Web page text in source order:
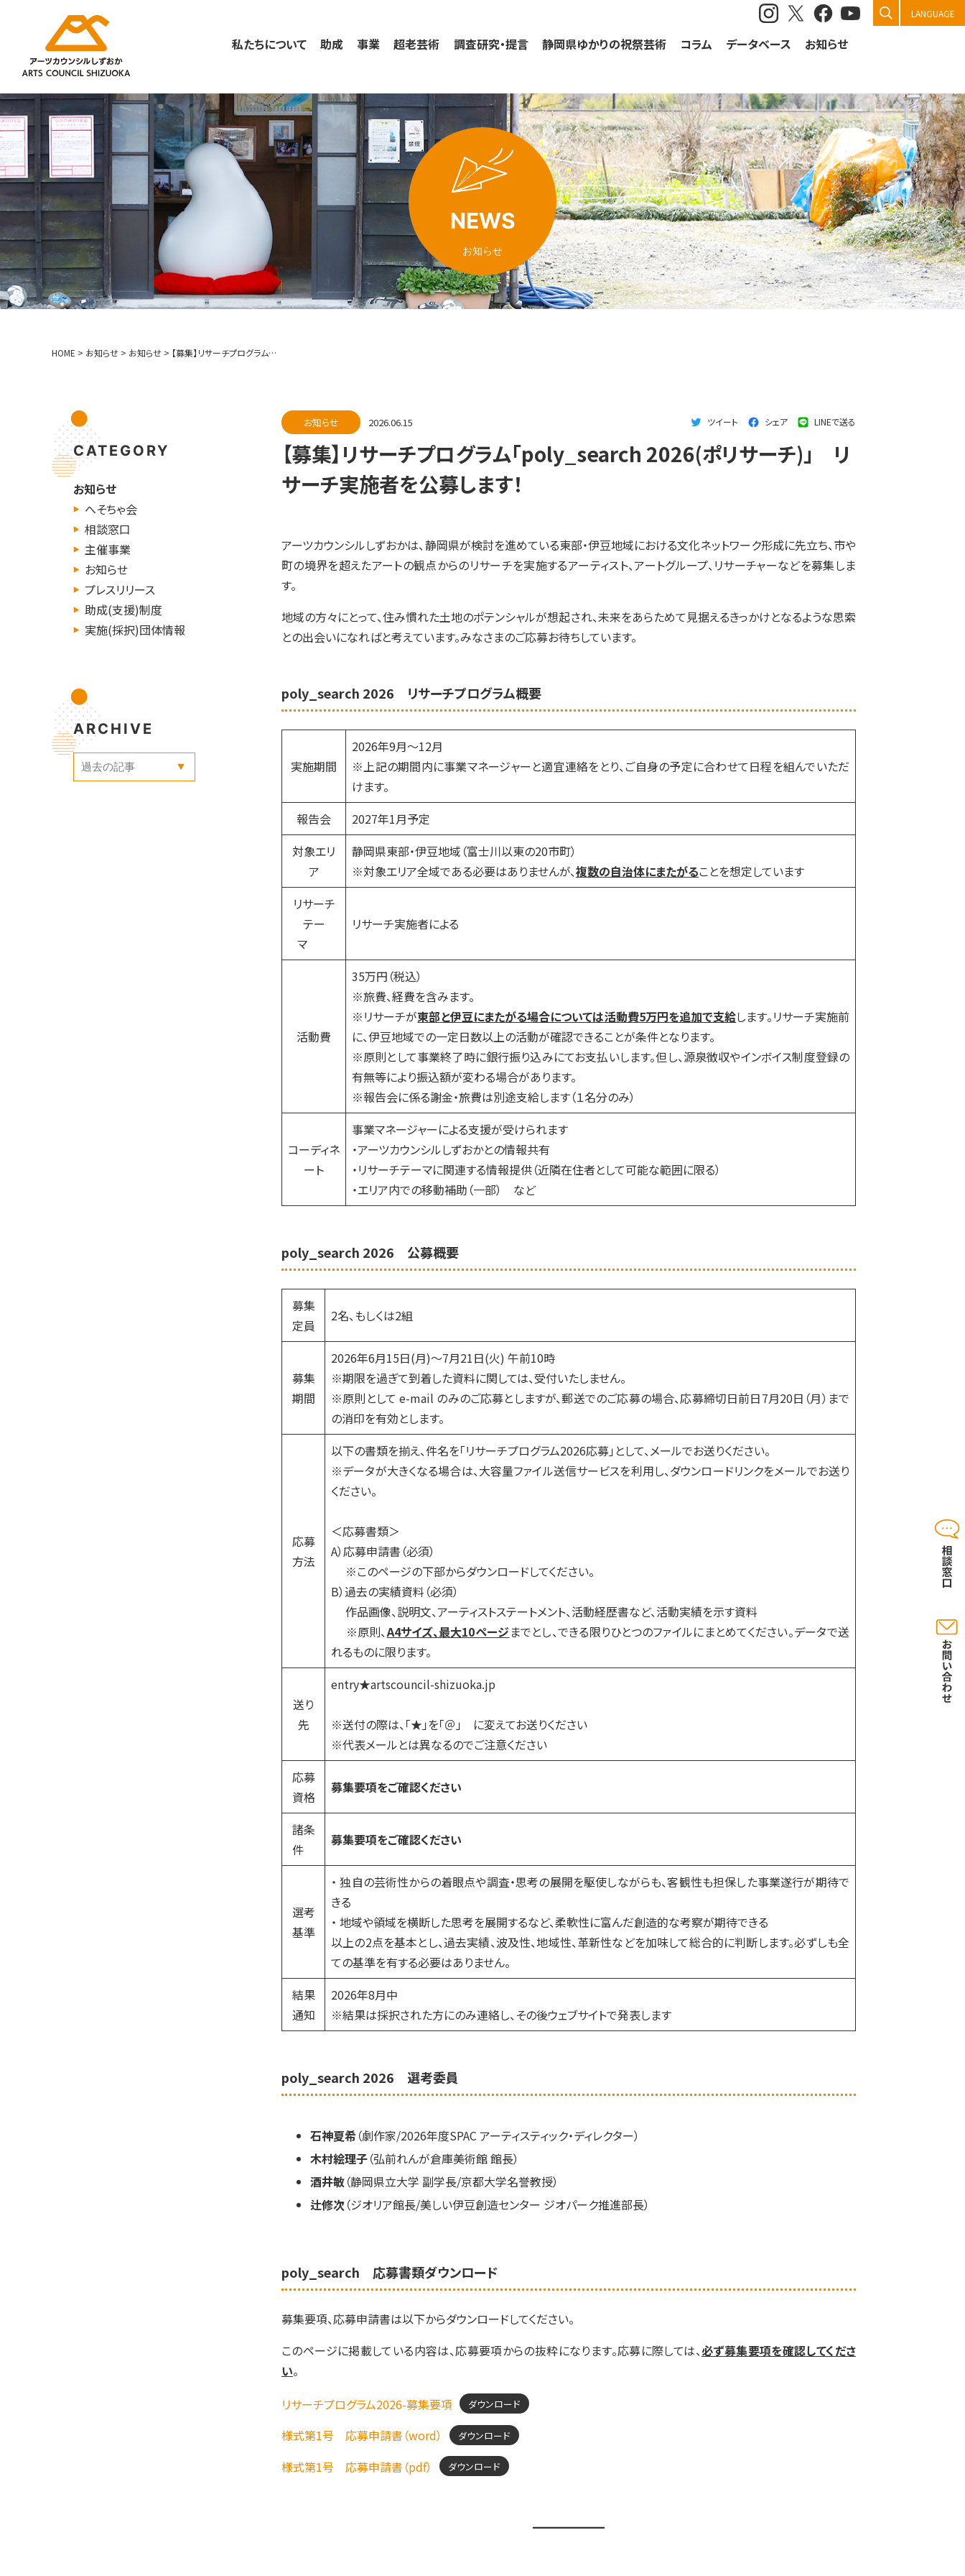
検索
私たちについて
助成 事業 超老芸術 調査研究・提言 静岡県ゆかりの祝祭芸術 コラム データベース お知らせ
LANGUAGE
NEWS
お知らせ
HOME > お知らせ > お知らせ > 【募集】リサーチプログラム「poly_search 2026(ポリサーチ)」 リサーチ実施者を公募します！
ツイート シェア LINEで送る
お知らせ 2026.06.15
【募集】リサーチプログラム「poly_search 2026(ポリサーチ)」 リ
サーチ実施者を公募します！
アーツカウンシルしずおかは、静岡県が検討を進めている東部・伊豆地域における文化ネットワーク形成に先立ち、市や
町の境界を超えたアートの観点からのリサーチを実施するアーティスト、アートグループ、リサーチャーなどを募集しま
す。
地域の方々にとって、住み慣れた土地のポテンシャルが想起され、未来をあらためて見据えるきっかけとなるような思索
との出会いになればと考えています。みなさまのご応募お待ちしています。
poly_search 2026 リサーチプログラム概要
実施期間
2026年9月～12月
※上記の期間内に事業マネージャーと適宜連絡をとり、ご自身の予定に合わせて日程を組んでいただ
けます。
報告会
2027年1月予定
対象エリ
ア
静岡県東部・伊豆地域（富士川以東の20市町）
※対象エリア全域である必要はありませんが、複数の自治体にまたがることを想定しています
リサーチ
テー
マ
リサーチ実施者による
活動費
35万円（税込）
※旅費、経費を含みます。
※リサーチが東部と伊豆にまたがる場合については活動費5万円を追加で支給します。リサーチ実施前
に、伊豆地域での一定日数以上の活動が確認できることが条件となります。
※原則として事業終了時に銀行振り込みにてお支払いします。但し、源泉徴収やインボイス制度登録の
有無等により振込額が変わる場合があります。
※報告会に係る謝金・旅費は別途支給します（１名分のみ）
コーディネ
ート
事業マネージャーによる支援が受けられます
・アーツカウンシルしずおかとの情報共有
・リサーチテーマに関連する情報提供（近隣在住者として可能な範囲に限る）
・エリア内での移動補助（一部） など
poly_search 2026 公募概要
募集
定員
2名、もしくは2組
募集
期間
2026年6月15日(月)～7月21日(火) 午前10時
※期限を過ぎて到着した資料に関しては、受付いたしません。
※原則として e-mail のみのご応募としますが、郵送でのご応募の場合、応募締切日前日7月20日（月）まで
の消印を有効とします。
応募
方法
以下の書類を揃え、件名を「リサーチプログラム2026応募」として、メールでお送りください。
※データが大きくなる場合は、大容量ファイル送信サービスを利用し、ダウンロードリンクをメールでお送り
ください。
＜応募書類＞
A）応募申請書（必須）
※このページの下部からダウンロードしてください。
B）過去の実績資料（必須）
作品画像、説明文、アーティストステートメント、活動経歴書など、活動実績を示す資料
※原則、A4サイズ、最大10ページまでとし、できる限りひとつのファイルにまとめてください。データで送
れるものに限ります。
送り
先
entry★artscouncil-shizuoka.jp
※送付の際は、「★」を「＠」 に変えてお送りください
※代表メールとは異なるのでご注意ください
応募
資格
募集要項をご確認ください
諸条
件
募集要項をご確認ください
選考
基準
・ 独自の芸術性からの着眼点や調査・思考の展開を駆使しながらも、客観性も担保した事業遂行が期待で
きる
・ 地域や領域を横断した思考を展開するなど、柔軟性に富んだ創造的な考察が期待できる
以上の2点を基本とし、過去実績、波及性、地域性、革新性などを加味して総合的に判断します。必ずしも全
ての基準を有する必要はありません。
結果
通知
2026年8月中
※結果は採択された方にのみ連絡し、その後ウェブサイトで発表します
poly_search 2026 選考委員
石神夏希（劇作家/2026年度SPAC アーティスティック・ディレクター）
木村絵理子（弘前れんが倉庫美術館 館長）
酒井敏（静岡県立大学 副学長/京都大学名誉教授）
辻修次（ジオリア館長/美しい伊豆創造センター ジオパーク推進部長）
poly_search 応募書類ダウンロード
募集要項、応募申請書は以下からダウンロードしてください。
このページに掲載している内容は、応募要項からの抜粋になります。応募に際しては、必ず募集要項を確認してくださ
い。
リサーチプログラム2026-募集要項
ダウンロード
様式第1号 応募申請書（word） ダウンロード
様式第1号 応募申請書（pdf） ダウンロード
CATEGORY
お知らせ
へそちゃ会
相談窓口
主催事業
お知らせ
プレスリリース
助成(支援)制度
実施(採択)団体情報
ARCHIVE